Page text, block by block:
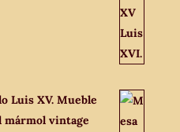
Luis XV. Mueble
mármol vintage